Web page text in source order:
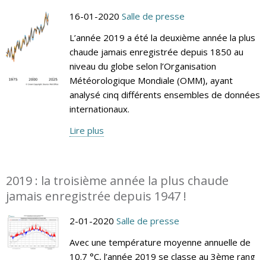
16-01-2020 Salle de presse
L’année 2019 a été la deuxième année la plus
chaude jamais enregistrée depuis 1850 au
niveau du globe selon l’Organisation
Météorologique Mondiale (OMM), ayant
analysé cinq différents ensembles de données
internationaux.
Lire plus
2019 : la troisième année la plus chaude
jamais enregistrée depuis 1947 !
2-01-2020 Salle de presse
Avec une température moyenne annuelle de
10.7 °C, l’année 2019 se classe au 3ème rang